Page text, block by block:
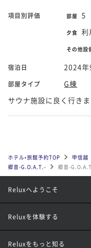
項目別評価 部屋 5
夕食 利
その他設
宿泊日 2024年
部屋タイプ
G棟
サウナ施設に良く行き
ホテル•旅館予約TOP 甲信越
郷音-G.O.A.T.-
郷音-
Reluxへようこそ
Reluxを体験する
Reluxをもっと知る